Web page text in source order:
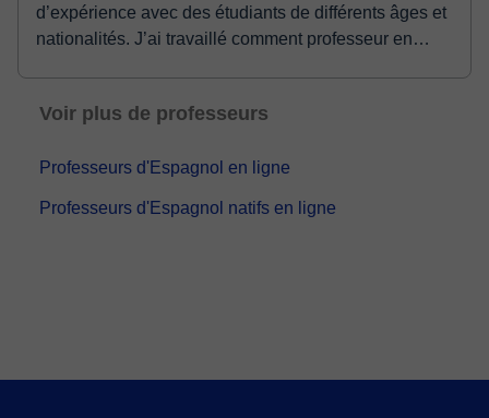
d’expérience avec des étudiants de différents âges et
nationalités. J’ai travaillé comment professeur en
Voir plus de professeurs
Professeurs d'Espagnol en ligne
Professeurs d'Espagnol natifs en ligne